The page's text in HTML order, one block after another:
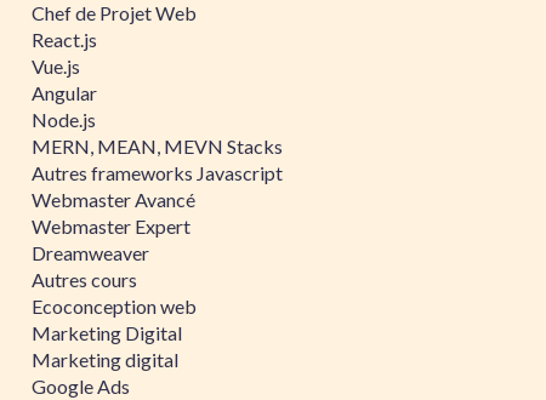
Chef de Projet Web
React.js
Vue.js
Angular
Node.js
MERN, MEAN, MEVN Stacks
Autres frameworks Javascript
Webmaster Avancé
Webmaster Expert
Dreamweaver
Autres cours
Ecoconception web
Marketing Digital
Marketing digital
Google Ads